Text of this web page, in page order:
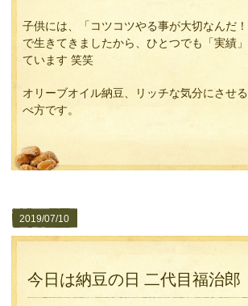
子供には、「コツコツやる事が大切なんだ
で生きてきましたから、ひとつでも「実績
ています 笑笑
オリーブオイル納豆、リッチな気分にさせ
べ方です。
2019/07/10
今日は納豆の日 二代目福治郎